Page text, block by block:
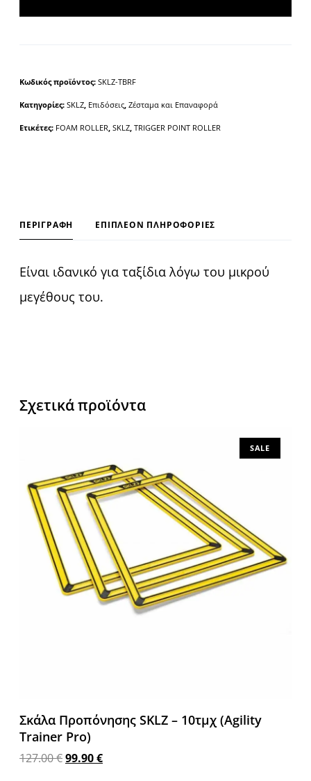
n
a
Κωδικός προϊόντος: SKLZ-TBRF
Κατηγορίες: SKLZ Επιδόσεις Ζέσταμα και Επαναφορά
Ετικέτες: FOAM ROLLER SKLZ TRIGGER POINT ROLLER
ΠΕΡΙΓΡΑΦΉ ΕΠΙΠΛΈΟΝ ΠΛΗΡΟΦΟΡΊΕΣ
Είναι ιδανικό για ταξίδια λόγω του μικρού
μεγέθους του.
Σχετικά προϊόντα
SALE
Σκάλα Προπόνησης SKLZ – 10τμχ (Agility
Trainer Pro)
127.00€99.90€